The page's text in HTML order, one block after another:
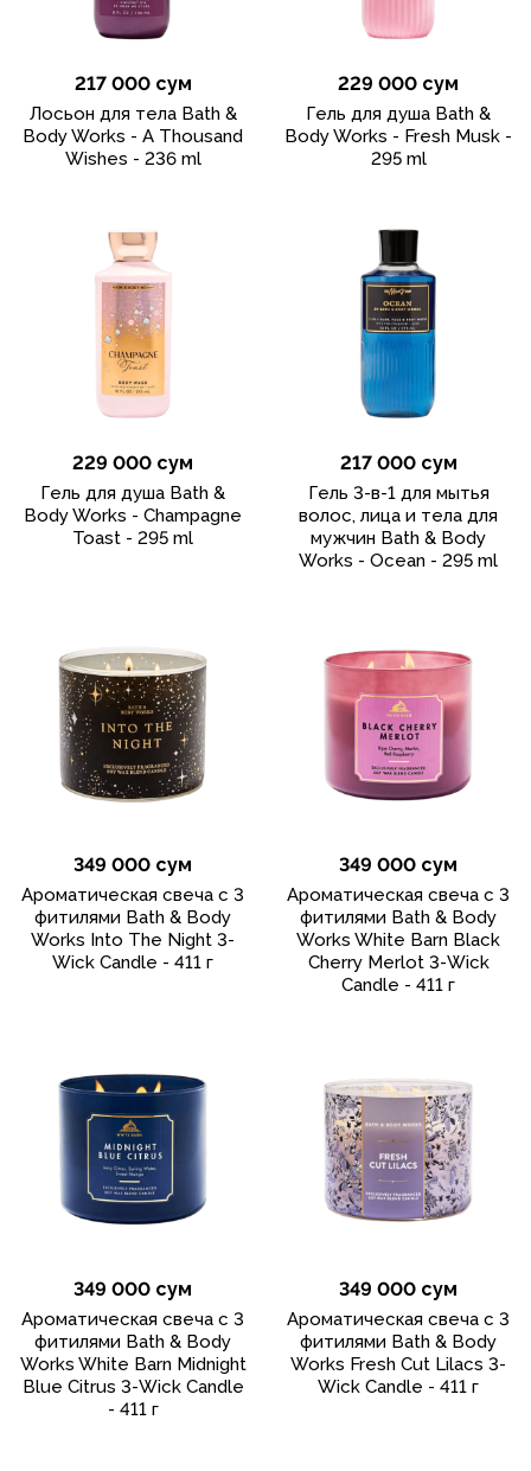
217 000 сум
Лосьон для тела Bath &
Body Works - A Thousand
Wishes - 236 ml
229 000 сум
Гель для душа Bath &
Body Works - Fresh Musk -
295 ml
229 000 сум
Гель для душа Bath &
Body Works - Champagne
Toast - 295 ml
217 000 сум
Гель 3-в-1 для мытья
волос, лица и тела для
мужчин Bath & Body
Works - Ocean - 295 ml
349 000 сум
Ароматическая свеча с 3
фитилями Bath & Body
Works Into The Night 3-
Wick Candle - 411 г
349 000 сум
Ароматическая свеча с 3
фитилями Bath & Body
Works White Barn Black
Cherry Merlot 3-Wick
Candle - 411 г
349 000 сум
Ароматическая свеча с 3
фитилями Bath & Body
Works White Barn Midnight
Blue Citrus 3-Wick Candle
- 411 г
349 000 сум
Ароматическая свеча с 3
фитилями Bath & Body
Works Fresh Cut Lilacs 3-
Wick Candle - 411 г